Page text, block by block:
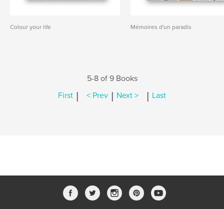
Colour your life Mémoires d'un paradis
5-8 of 9 Books
First | < Prev | Next > | Last